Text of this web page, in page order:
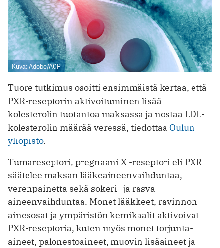
Kuva: Adobe/AOP
Tuore tutkimus osoitti ensimmäistä kertaa, että
PXR-reseptorin aktivoituminen lisää
kolesterolin tuotantoa maksassa ja nostaa LDL-
kolesterolin määrää veressä, tiedottaa Oulun
yliopisto.
Tumareseptori, pregnaani X -reseptori eli PXR
säätelee maksan lääkeaineenvaihduntaa,
verenpainetta sekä sokeri- ja rasva-
aineenvaihduntaa. Monet lääkkeet, ravinnon
ainesosat ja ympäristön kemikaalit aktivoivat
PXR-reseptoria, kuten myös monet torjunta-
aineet, palonestoaineet, muovin lisäaineet ja